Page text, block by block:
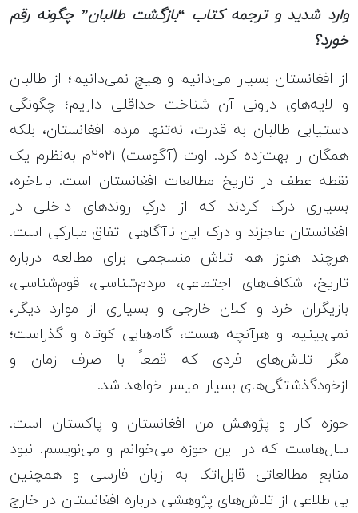
وارد شدید و ترجمه کتاب “بازگشت طالبان” چگونه رقم
خورد؟
از افغانستان بسیار می‌دانیم و هیچ نمی‌دانیم؛ از طالبان
و لایه‌های درونی آن شناخت حداقلی داریم؛ چگونگی
دستیابی طالبان به قدرت، نه‌تنها مردم افغانستان، بلکه
همگان را بهت‌زده کرد. اوت (آگوست) ۲۰۲۱م به‌نظرم یک
نقطه عطف در تاریخ مطالعات افغانستان است. بالاخره،
بسیاری درک کردند که از درکِ روندهای داخلی در
افغانستان عاجزند و درک این ناآگاهی اتفاق مبارکی است.
هرچند هنوز هم تلاش منسجمی برای مطالعه درباره
تاریخ، شکاف‌های اجتماعی، مردم‌شناسی، قوم‌شناسی،
بازیگران خرد و کلان خارجی و بسیاری از موارد دیگر،
نمی‌بینیم و هرآنچه هست، گام‌هایی کوتاه و گذراست؛
مگر تلاش‌های فردی که قطعاً با صرف زمان و
ازخودگذشتگی‌های بسیار میسر خواهد شد.
حوزه کار و پژوهش من افغانستان و پاکستان است.
سال‌هاست که در این حوزه می‌خوانم و می‌نویسم. نبود
منابع مطالعاتی قابل‌اتکا به زبان فارسی و همچنین
بی‌اطلاعی از تلاش‌های پژوهشی درباره افغانستان در خارج